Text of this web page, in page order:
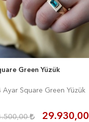
Green Yüzük
Ayar Square Green Yüzük
29.930,00